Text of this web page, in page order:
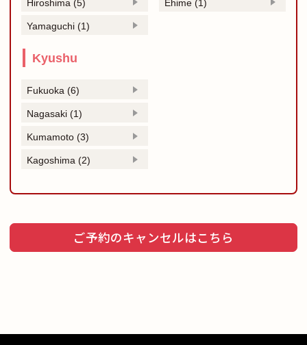
Hiroshima (5)
Yamaguchi (1)
Ehime (1)
Kyushu
Fukuoka (6)
Nagasaki (1)
Kumamoto (3)
Kagoshima (2)
ご予約のキャンセルはこちら